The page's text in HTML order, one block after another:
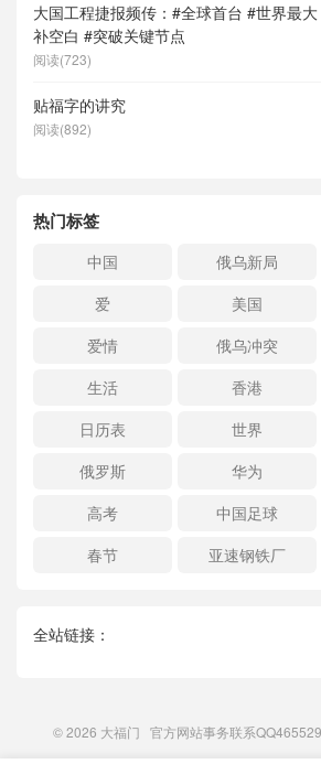
大国工程捷报频传：#全球首台 #世界最
补空白 #突破关键节点
阅读(723)
贴福字的讲究
阅读(892)
热门标签
中国 俄乌新局
爱
美国
爱情
俄乌冲突
生活
香港
日历表
世界
俄罗斯
华为
高考
中国足球
春节
亚速钢铁厂
全站链接：
© 2026 大福门 官方网站事务联系